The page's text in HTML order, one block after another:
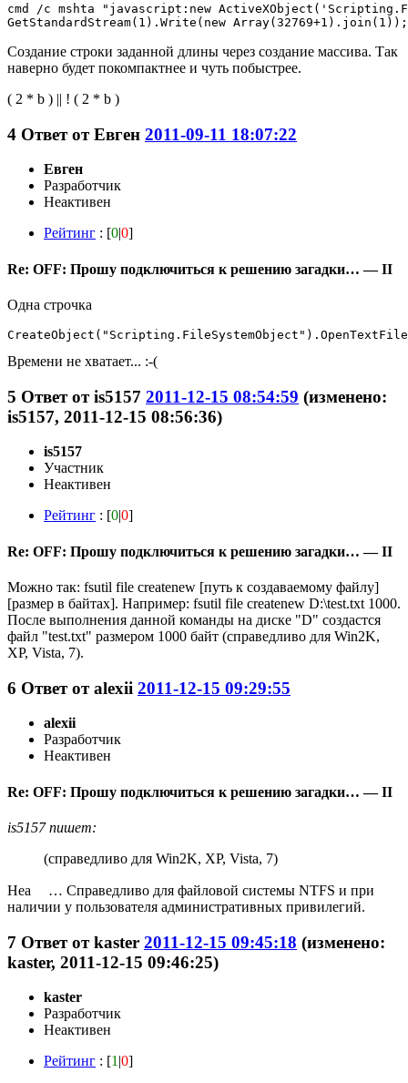
cmd /c mshta "javascript:new
GetStandardStream(1).Write(new
Создание строки заданной длины через создание массива. Так
наверно будет покомпактнее и чуть побыстрее.
( 2 * b ) || ! ( 2 * b )
4 Ответ отЕвген 2011-09-11 18:07:22
Евген
Разработчик
Неактивен
Рейтинг : [0|0]
Re: OFF: Прошу подключиться к решению загадки… — II
Одна строчка
Времени не хватает... :-(
5 Ответ отis5157 2011-12-15 08:54:59 (изменено:
is5157, 2011-12-15 08:56:36)
is5157
Участник
Неактивен
Рейтинг : [0|0]
Re: OFF: Прошу подключиться к решению загадки… — II
Можно так: fsutil file createnew [путь к создаваемому файлу]
[размер в байтах]. Например: fsutil file createnew D:\test.txt 1000.
После выполнения данной команды на диске "D" создастся
файл "test.txt" размером 1000 байт (справедливо для Win2K,
XP, Vista, 7).
6 Ответ отalexii 2011-12-15 09:29:55
alexii
Разработчик
Неактивен
Re: OFF: Прошу подключиться к решению загадки… — II
is5157 пишет:
(справедливо для Win2K, XP, Vista, 7)
Неа
… Справедливо для файловой системы NTFS и при
наличии у пользователя административных привилегий.
7 Ответ отkaster 2011-12-15 09:45:18 (изменено:
kaster, 2011-12-15 09:46:25)
kaster
Разработчик
Неактивен
Рейтинг : [1 |0]